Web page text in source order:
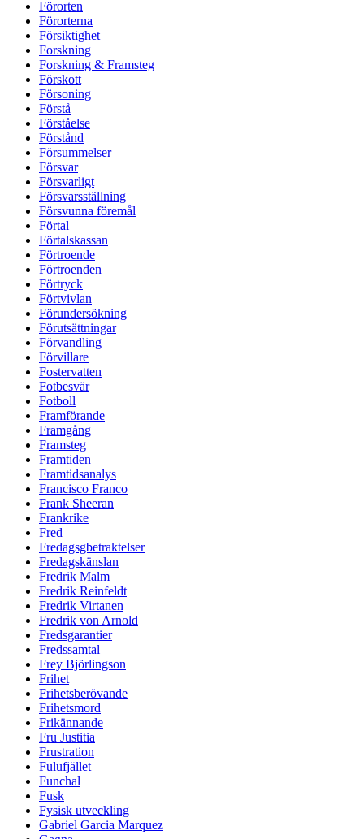
Förorten
Förorterna
Försiktighet
Forskning
Forskning & Framsteg
Förskott
Försoning
Förstå
Förståelse
Förstånd
Försummelser
Försvar
Försvarligt
Försvarsställning
Försvunna föremål
Förtal
Förtalskassan
Förtroende
Förtroenden
Förtryck
Förtvivlan
Förundersökning
Förutsättningar
Förvandling
Förvillare
Fostervatten
Fotbesvär
Fotboll
Framförande
Framgång
Framsteg
Framtiden
Framtidsanalys
Francisco Franco
Frank Sheeran
Frankrike
Fred
Fredagsgbetraktelser
Fredagskänslan
Fredrik Malm
Fredrik Reinfeldt
Fredrik Virtanen
Fredrik von Arnold
Fredsgarantier
Fredssamtal
Frey Björlingson
Frihet
Frihetsberövande
Frihetsmord
Frikännande
Fru Justitia
Frustration
Fulufjället
Funchal
Fusk
Fysisk utveckling
Gabriel Garcia Marquez